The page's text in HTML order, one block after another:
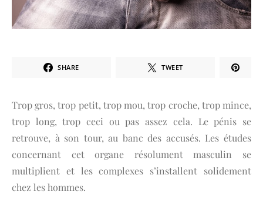
SHARE TWEET
Trop gros, trop petit, trop mou, trop croche, trop mince,
trop long, trop ceci ou pas assez cela. Le pénis se
retrouve, à son tour, au banc des accusés. Les études
concernant cet organe résolument masculin se
multiplient et les complexes s’installent solidement
chez les hommes.